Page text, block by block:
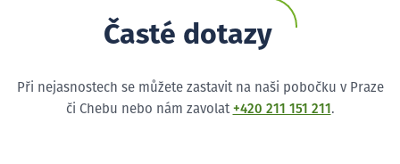
Časté dotazy
Při nejasnostech se můžete zastavit na naši pobočku v Praze
či Chebu nebo nám zavolat +420 211 151 211 .